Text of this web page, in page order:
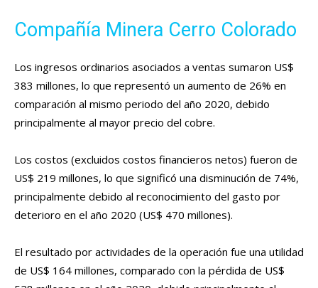
Compañía Minera Cerro Colorado
Los ingresos ordinarios asociados a ventas sumaron US$
383 millones, lo que representó un aumento de 26% en
comparación al mismo periodo del año 2020, debido
principalmente al mayor precio del cobre.
Los costos (excluidos costos financieros netos) fueron de
US$ 219 millones, lo que significó una disminución de 74%,
principalmente debido al reconocimiento del gasto por
deterioro en el año 2020 (US$ 470 millones).
El resultado por actividades de la operación fue una utilidad
de US$ 164 millones, comparado con la pérdida de US$